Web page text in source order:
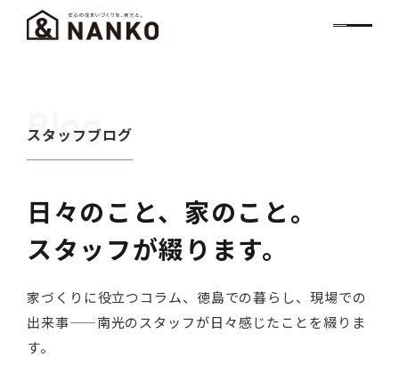
Blog
スタッフブログ
日々のこと、家のこと。
スタッフが綴ります。
家づくりに役立つコラム、徳島での暮らし、現場での
出来事——南光のスタッフが日々感じたことを綴りま
す。